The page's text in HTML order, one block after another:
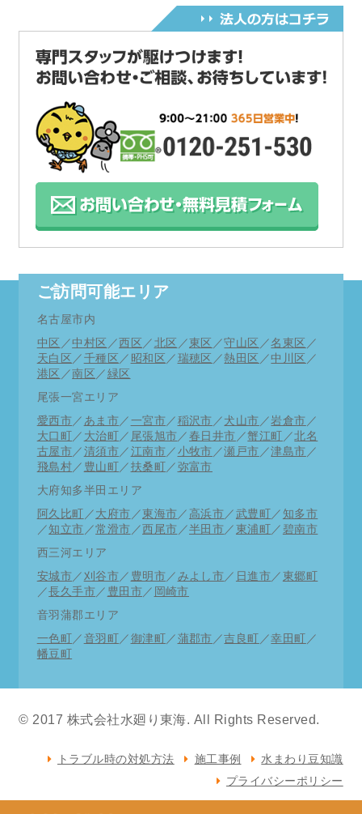
ご訪問可能エリア
名古屋市内
中区 ／中村区 ／ 西区 ／ 北区 ／東区 ／守山区 ／名東区 ／
天白区 ／ 千種区 ／ 昭和区 ／ 瑞穂区 ／ 熱田区 ／中川区 ／
港区 ／南区 ／ 緑区
尾張一宮エリア
愛西市 ／ あま市 ／ 一宮市 ／ 稲沢市 ／ 犬山市 ／岩倉市 ／
大口町
／ 大治町 ／ 尾張旭市 ／ 春日井市 ／蟹江町 ／北名
古屋市 ／ 清須市 ／ 江南市 ／ 小牧市 ／瀬戸市 ／津島市 ／
飛島村 ／ 豊山町 ／ 扶桑町 ／ 弥富市
大府知多半田エリア
阿久比町 ／ 大府市 ／東海市 ／ 高浜市 ／ 武豊町 ／ 知多市
／知立市 ／常滑市 ／ 西尾市 ／半田市 ／ 東浦町 ／ 碧南市
西三河エリア
安城市 ／ 刈谷市 ／ 豊明市 ／ みよし市 ／ 日進市 ／ 東郷町
／長久手市 ／ 豊田市 ／ 岡崎市
音羽蒲郡エリア
一色町 ／ 音羽町 ／ 御津町 ／ 蒲郡市 ／吉良町 ／幸田町
／
幡豆町
© 2017 株式会社水廻り東海. All Rights Reserved.
トラブル時の対処方法 施工事例
水まわり豆知識
プライバシーポリシー